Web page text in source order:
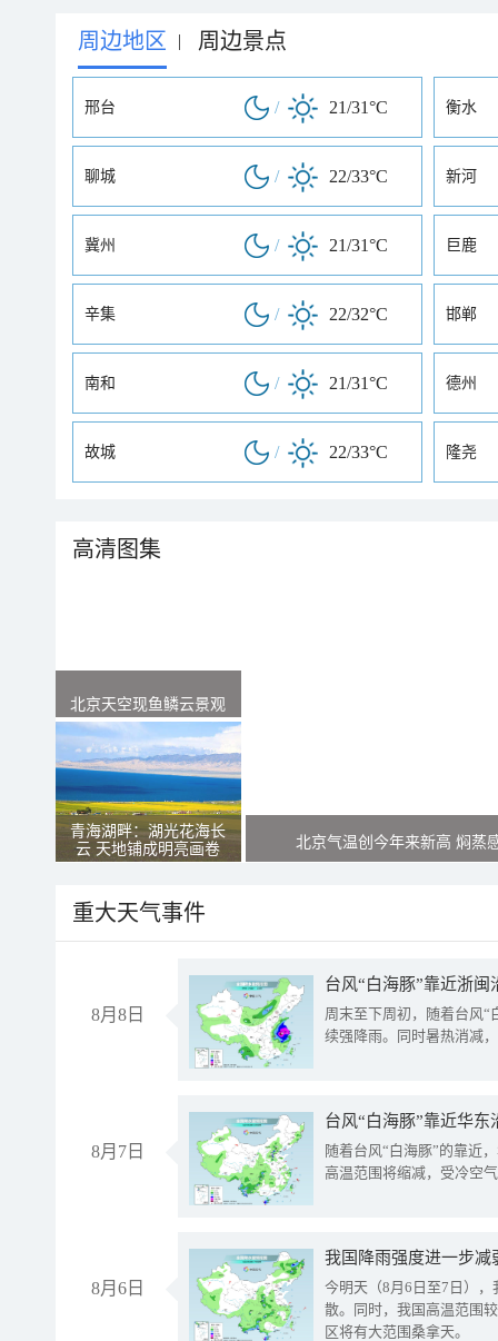
周边地区 | 周边景点
邢台 / 21/31°C 衡水
聊城 / 22/33°C 新河
冀州 / 21/31°C 巨鹿
辛集 / 22/32°C 邯郸
南和 / 21/31°C 德州
故城 / 22/33°C 隆尧
高清图集
北京天空现鱼鳞云景观
青海湖畔：湖光花海长
云 天地铺成明亮画卷
北京气温创今年来新高 焖蒸
重大天气事件
8月8日
台风“白海豚”靠近浙
周末至下周初，随着台风“
续强降雨。同时暑热消减
8月7日
台风“白海豚”靠近华
随着台风“白海豚”的靠近
高温范围将缩减，受冷空
8月6日
今明天（8月6日至7日）
散。同时，我国高温范围
区将有大范围桑拿天。